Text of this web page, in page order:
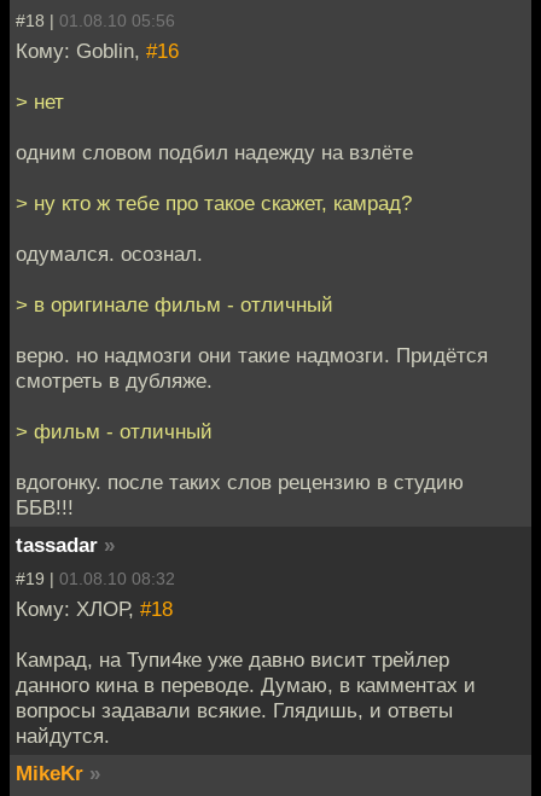
#18 | 01.08.10 05:56
Кому: Goblin, #16
> нет
одним словом подбил надежду на взлёте
> ну кто ж тебе про такое скажет, камрад?
одумался. осознал.
> в оригинале фильм - отличный
верю. но надмозги они такие надмозги. Придётся
смотреть в дубляже.
> фильм - отличный
вдогонку. после таких слов рецензию в студию
ББВ!!!
tassadar »
#19 | 01.08.10 08:32
Кому: ХЛОР, #18
Камрад, на Тупи4ке уже давно висит трейлер
данного кина в переводе. Думаю, в камментах и
вопросы задавали всякие. Глядишь, и ответы
найдутся.
MikeKr »